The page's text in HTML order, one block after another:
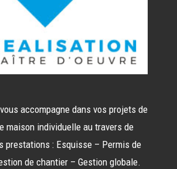
accompagne dans vos projets de
maison individuelle au travers de
prestations : Esquisse – Permis de
de chantier – Gestion globale.